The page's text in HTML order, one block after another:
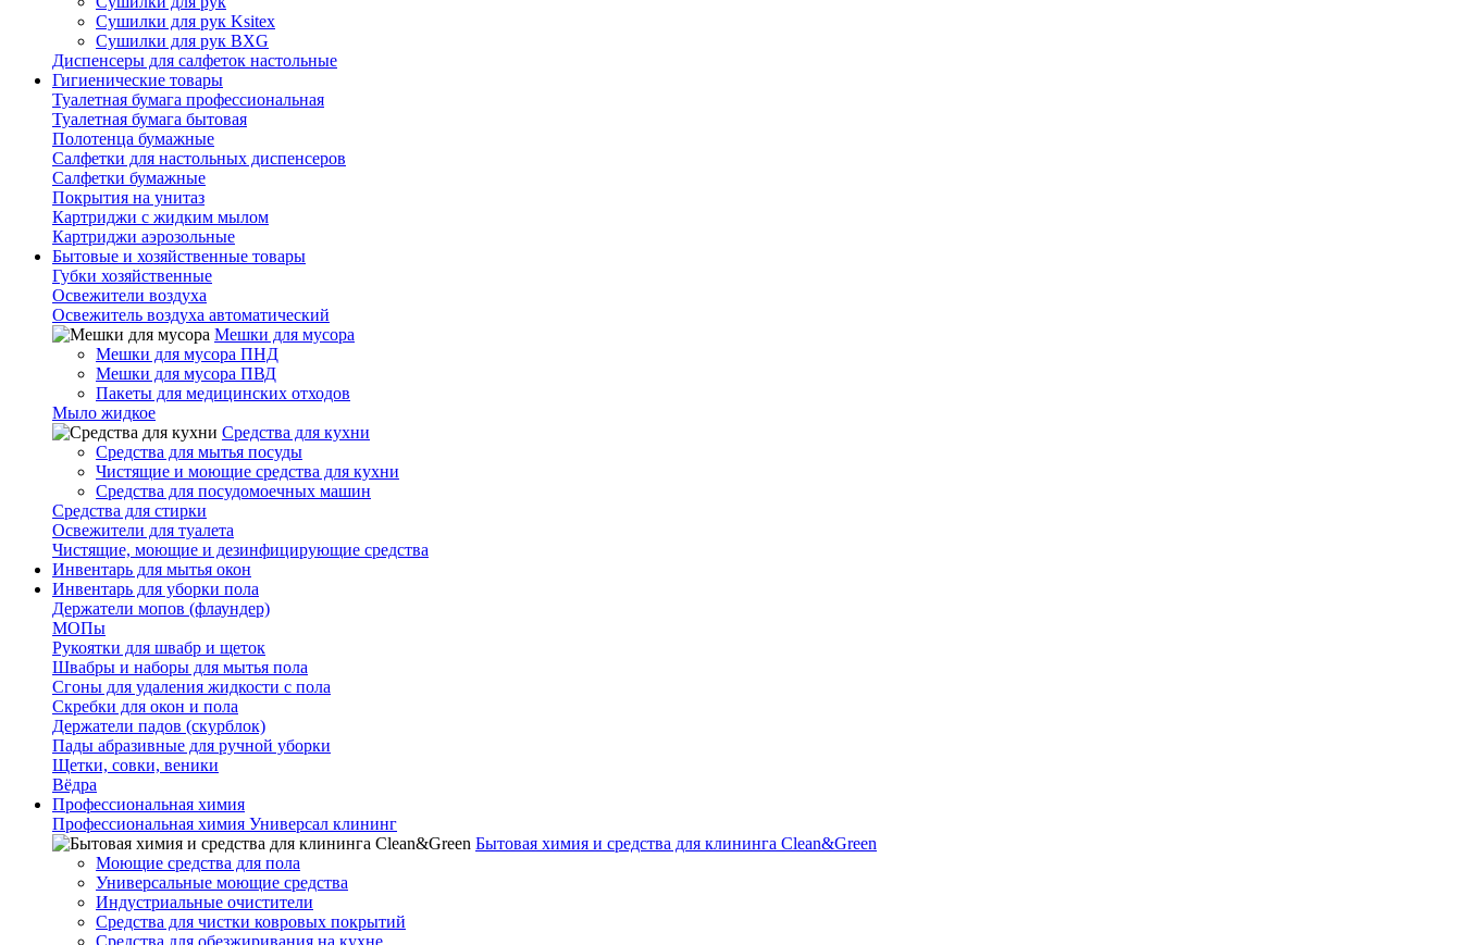
Сушилки для рук Ksitex
Сушилки для рук BXG
Диспенсеры для салфеток настольные
Гигиенические товары
Туалетная бумага профессиональная
Туалетная бумага бытовая
Полотенца бумажные
Салфетки для настольных диспенсеров
Салфетки бумажные
Покрытия на унитаз
Картриджи с жидким мылом
Картриджи аэрозольные
Бытовые и хозяйственные товары
Губки хозяйственные
Освежители воздуха
Освежитель воздуха автоматический
Мешки для мусора
Мешки для мусора ПНД
Мешки для мусора ПВД
Пакеты для медицинских отходов
Мыло жидкое
Средства для кухни
Средства для мытья посуды
Чистящие и моющие средства для кухни
Средства для посудомоечных машин
Средства для стирки
Освежители для туалета
Чистящие, моющие и дезинфицирующие средства
Инвентарь для мытья окон
Инвентарь для уборки пола
Держатели мопов (флаундер)
МОПы
Рукоятки для швабр и щеток
Швабры и наборы для мытья пола
Сгоны для удаления жидкости с пола
Скребки для окон и пола
Держатели падов (скурблок)
Пады абразивные для ручной уборки
Щетки, совки, веники
Вёдра
Профессиональная химия
Профессиональная химия Универсал клининг
Бытовая химия и средства для клининга Clean&Green
Моющие средства для пола
Универсальные моющие средства
Индустриальные очистители
Средства для чистки ковровых покрытий
Средства для обезжиривания на кухне